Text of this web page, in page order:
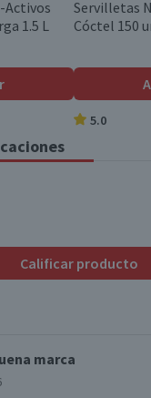
Activos
1.5 L
Servilletas
Cóctel 150
5.0
Calificar producto
marca